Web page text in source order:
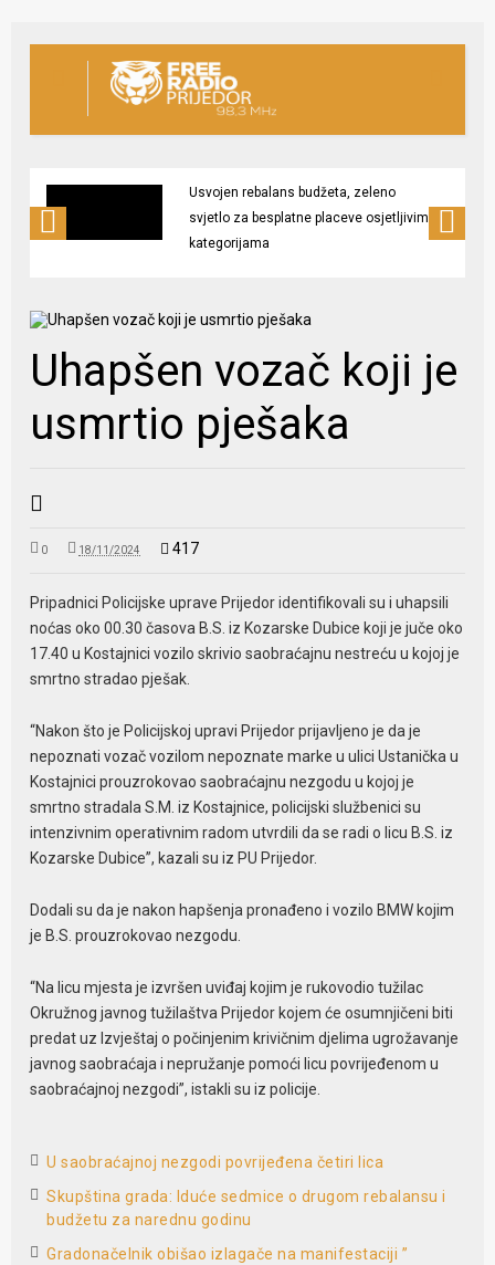
Usvojen rebalans budžeta, zeleno
svjetlo za besplatne placeve osjetljivim
kategorijama
Uhapšen vozač koji je
usmrtio pješaka
0 18/11/2024 417
Pripadnici Policijske uprave Prijedor identifikovali su i uhapsili
noćas oko 00.30 časova B.S. iz Kozarske Dubice koji je juče oko
17.40 u Kostajnici vozilo skrivio saobraćajnu nestreću u kojoj je
smrtno stradao pješak.
“Nakon što je Policijskoj upravi Prijedor prijavljeno je da je
nepoznati vozač vozilom nepoznate marke u ulici Ustanička u
Kostajnici prouzrokovao saobraćajnu nezgodu u kojoj je
smrtno stradala S.M. iz Kostajnice, policijski službenici su
intenzivnim operativnim radom utvrdili da se radi o licu B.S. iz
Kozarske Dubice”, kazali su iz PU Prijedor.
Dodali su da je nakon hapšenja pronađeno i vozilo BMW kojim
je B.S. prouzrokovao nezgodu.
“Na licu mjesta je izvršen uviđaj kojim je rukovodio tužilac
Okružnog javnog tužilaštva Prijedor kojem će osumnjičeni biti
predat uz Izvještaj o počinjenim krivičnim djelima ugrožavanje
javnog saobraćaja i nepružanje pomoći licu povrijeđenom u
saobraćajnoj nezgodi”, istakli su iz policije.
U saobraćajnoj nezgodi povrijeđena četiri lica
Skupština grada: Iduće sedmice o drugom rebalansu i
budžetu za narednu godinu
Gradonačelnik obišao izlagače na manifestaciji ”